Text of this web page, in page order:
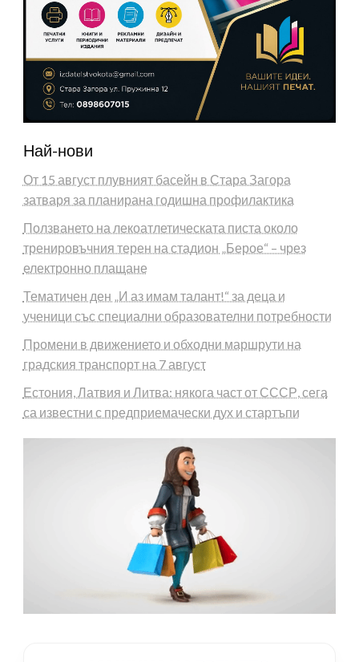
Най-нови
От 15 август плувният басейн в Стара Загора
затваря за планирана годишна профилактика
Ползването на лекоатлетическата писта около
тренировъчния терен на стадион „Берое“ – чрез
електронно плащане
Тематичен ден „И аз имам талант!“ за деца и
ученици със специални образователни потребности
Промени в движението и обходни маршрути на
градския транспорт на 7 август
Естония, Латвия и Литва: някога част от СССР, сега
са известни с предприемачески дух и стартъпи